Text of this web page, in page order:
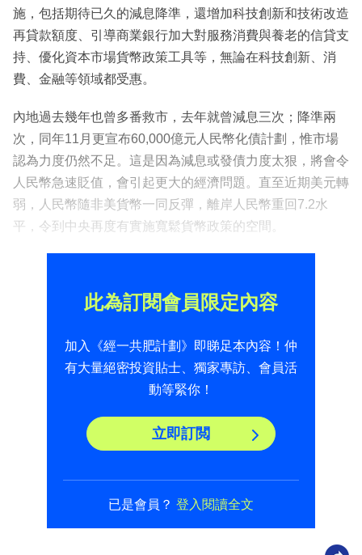
施，包括期待已久的減息降準，還增加科技創新和技術改造
再貸款額度、引導商業銀行加大對服務消費與養老的信貸支
持、優化資本市場貨幣政策工具等，無論在科技創新、消
費、金融等領域都受惠。
內地過去幾年也曾多番救市，去年就曾減息三次；降準兩
次，同年11月更宣布60,000億元人民幣化債計劃，惟市場
認為力度仍然不足。這是因為減息或發債力度太狠，將會令
人民幣急速貶值，會引起更大的經濟問題。直至近期美元轉
弱，人民幣隨非美貨幣一同反彈，離岸人民幣重回7.2水
平，令到中央再度有實施寬鬆貨幣政策的空間。
此為訂閱會員限定內容
加入《經一共肥計劃》即睇足本內容！仲
有大量絕密投資貼士、獨家專訪、會員活
動等緊你！
立即訂閲
已是會員？ 登入閱讀全文